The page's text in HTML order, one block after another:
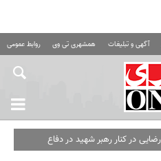
آگهی و تبلیغات همشهری تی وی روابط عمومی
در کنار رهبر شهید در دفاع